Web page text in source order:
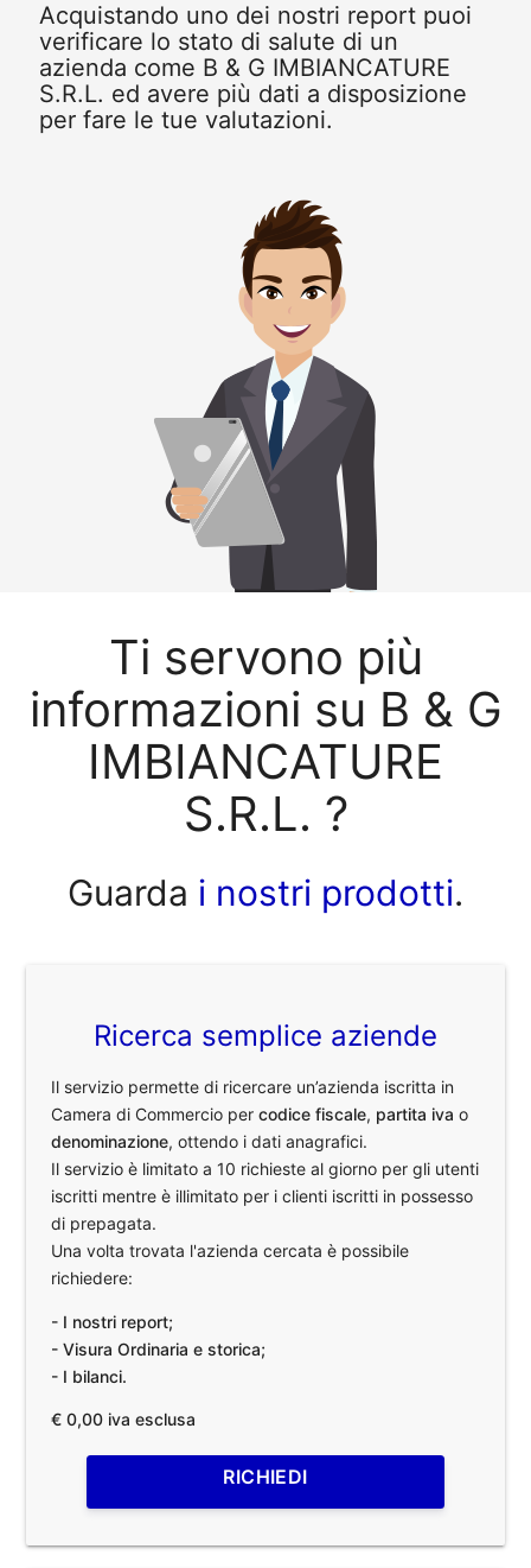
Acquistando uno dei nostri report puoi
verificare lo stato di salute di un
azienda come B & G IMBIANCATURE
S.R.L. ed avere più dati a disposizione
per fare le tue valutazioni.
Ti servono più
informazioni su B & G
IMBIANCATURE
S.R.L. ?
Guarda i nostri prodotti.
Ricerca semplice aziende
Il servizio permette di ricercare un’azienda iscritta in
Camera di Commercio percodice fiscale, partita iva o
denominazione, ottendo i dati anagrafici.
Il servizio è limitato a 10 richieste al giorno per gli utenti
iscritti mentre è illimitato per i clienti iscritti in possesso
di prepagata.
Una volta trovata l'azienda cercata è possibile
richiedere:
- I nostri report;
- Visura Ordinaria e storica;
- I bilanci.
€ 0,00 iva esclusa
RICHIEDI